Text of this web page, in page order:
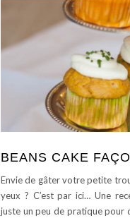
BEANS CAKE
Envie de gâter votre petite
yeux ? C’est par ici… Une
juste un peu de pratique pour